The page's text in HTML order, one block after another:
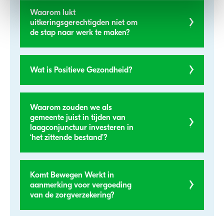
Waarom lukt
uitkeringsgerechtigden niet om
de stap naar werk te maken?
Wat is Positieve Gezondheid?
Waarom zouden we als
gemeente juist in tijden van
laagconjunctuur investeren in
‘het zittende bestand’?
Komt Bewegen Werkt in
aanmerking voor vergoeding
van de zorgverzekering?